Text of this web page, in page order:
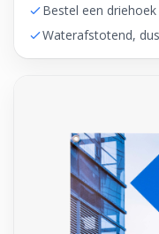
Bestel een
Waterafstotend,